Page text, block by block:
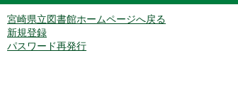
宮崎県立図書館ホームページへ戻る
新規登録
パスワード再発行